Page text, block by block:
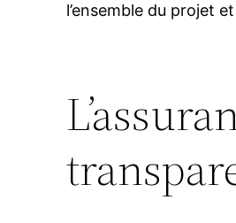
l’ensemble du projet